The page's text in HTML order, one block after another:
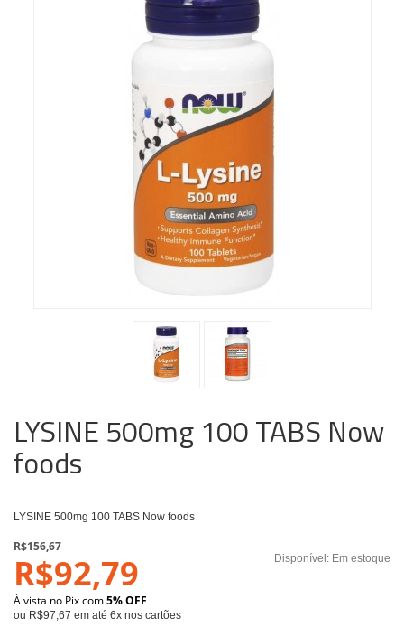
LYSINE 500mg 100 TABS Now
foods
LYSINE 500mg 100 TABS Now foods
Disponível: Em estoque
R$156,67
R$92,79
À vista no Pix com5% OFF
ou R$97,67 em até 6x nos cartões